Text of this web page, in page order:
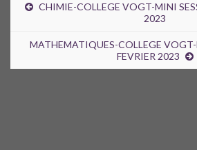
CHIMIE-COLLEGE VOGT-MINI
2023
MATHEMATIQUES-COLLEGE
FEVRIER 2023